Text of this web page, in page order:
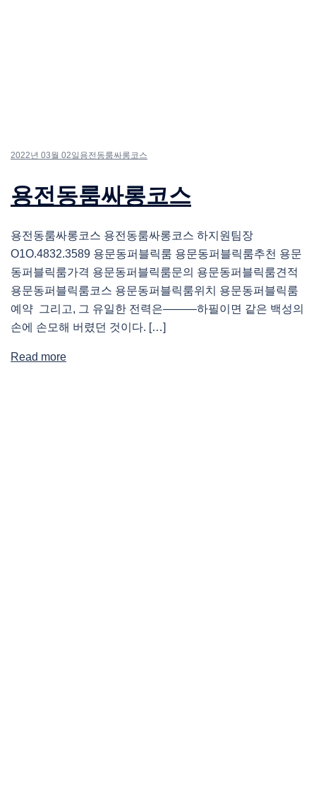
2022년 03월 02일 용전동룸싸롱코스
용전동룸싸롱코스
용전동룸싸롱코스 용전동룸싸롱코스 하지원팀장
O1O.4832.3589 용문동퍼블릭룸 용문동퍼블릭룸추천 용문
동퍼블릭룸가격 용문동퍼블릭룸문의 용문동퍼블릭룸견적
용문동퍼블릭룸코스 용문동퍼블릭룸위치 용문동퍼블릭룸
예약 그리고, 그 유일한 전력은―――하필이면 같은 백성의
손에 손모해 버렸던 것이다. […]
Read more